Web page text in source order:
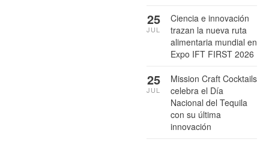
Ciencia e innovación
trazan la nueva ruta
alimentaria mundial en
Expo IFT FIRST 2026
25
JUL
Mission Craft Cocktails
celebra el Día
Nacional del Tequila
con su última
innovación
25
JUL